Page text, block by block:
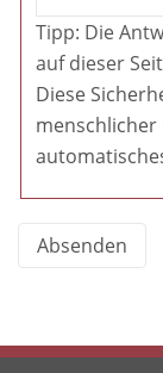
Tipp: Die
auf dieser
Diese